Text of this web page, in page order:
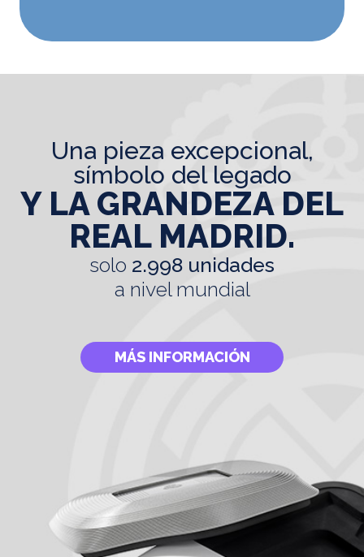
una pieza excepcional,
símbolo del legado
Y LA GRANDEZA DEL
REAL MADRID.
solo 2.998 unidades
a nivel mundial
MÁS INFORMACIÓN